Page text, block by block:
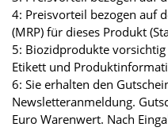
4: Preisvorteil bezogen auf
(MRP) für dieses Produkt
5: Biozidprodukte
Etikett und
6: Sie erhalten den
Newsletteranmeldung.
Euro Warenwert. Nach